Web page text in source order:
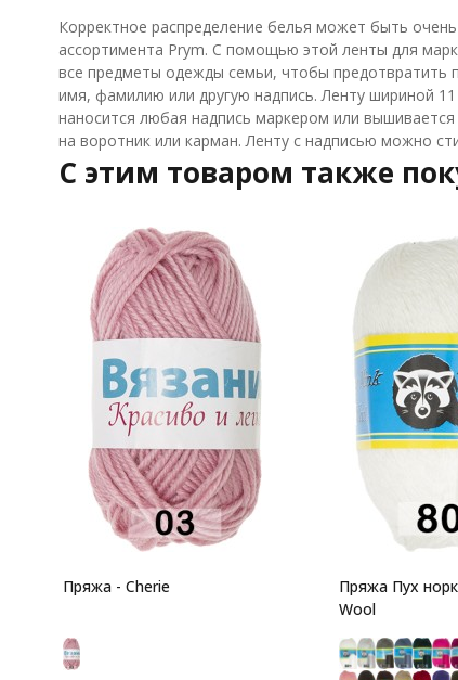
Корректное распределение белья может быть
ассортимента Prym. С помощью этой ленты для
все предметы одежды семьи, чтобы предотвратить
имя, фамилию или другую надпись. Ленту шириной
наносится любая надпись маркером или
на воротник или карман. Ленту с надписью можно
C этим товаром также
Пряжа - Cherie
Пряжа Пух
Wool